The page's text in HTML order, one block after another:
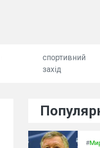
спортивний
захід
#